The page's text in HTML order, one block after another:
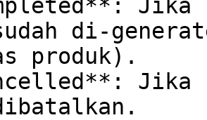
Jika
di-
produk).
Jika